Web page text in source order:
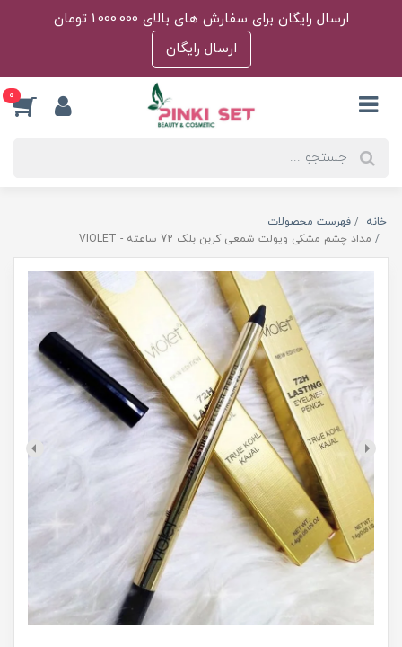
ارسال رایگان برای سفارش های بالای 1.000.000 تومان
ارسال رایگان
0
خانه
فهرست محصولات
مداد چشم مشکی ویولت شمعی کربن بلک 72 ساعته - VIOLET